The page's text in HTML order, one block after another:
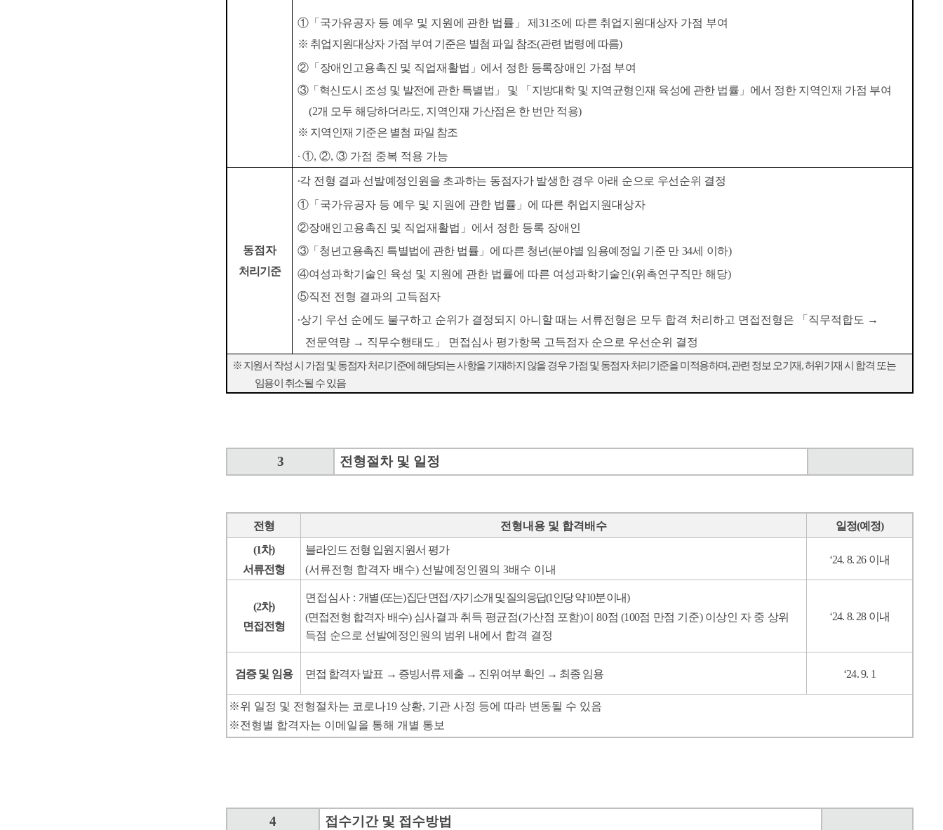
①「 국가유공자 등 예우 및 지원에 관한 법률 」제31 조에 따른 취업지원대상자 가점 부여
※ 취업지원대상자 가점 부여 기준은 별첨 파일 참조(관련 법령에 따름)
②「 장애인고용촉진 및 직업재활법 」 에서 정한 등록장애인 가점 부여
③「 혁신도시 조성 및 발전에 관한 특별법 」 및 「 지방대학 및 지역균형인재 육성에 관한 법률 」 에서 정한 지역인재 가점 부여
(2개 모두 해당하더라도, 지역인재 가산점은 한 번만 적용)
※ 지역인재 기준은 별첨 파일 참조
∙①,②,③ 가점 중복 적용 가능
동점자
처리기준
∙각 전형 결과 선발예정인원을 초과하는 동점자가 발생한 경우 아래 순으로 우선순위 결정
①「 국가유공자 등 예우 및 지원에 관한 법률 」 에 따른 취업지원대상자
②장애인고용촉진 및 직업재활법 」 에서 정한 등록 장애인
③「 청년고용촉진 특별법에 관한 법률 」 에 따른 청년(분야별 임용예정일 기준 만 34세 이하)
④여성과학기술인 육성 및 지원에 관한 법률에 따른 여성과학기술인(위촉연구직만 해당)
⑤직전 전형 결과의 고득점자
∙상기 우선 순에도 불구하고 순위가 결정되지 아니할 때는 서류전형은 모두 합격 처리하고 면접전형은 「 직무적합도 →
전문역량 → 직무수행태도 」 면접심사 평가항목 고득점자 순으로 우선순위 결정
※ 지원서 작성 시 가점 및 동점자 처리기준에 해당되는 사항을 기재하지 않을 경우 가점 및 동점자 처리기준을 미적용하며,관련 정보 오기재,허위기재 시 합격 또는
임용이 취소될 수 있음
3 전형절차 및 일정
전형 전형내용 및 합격배수 일정(예정)
(1차)
서류전형
블라인드 전형 입원지원서 평가
(서류전형 합격자 배수) 선발예정인원의 3배수 이내
‘24. 8. 26 이내
(2차)
면접전형
면접심사 : 개별(또는)집단 면접/자기소개 및 질의응답(1인당 약10분 이내)
(면접전형 합격자 배수) 심사결과 취득 평균점(가산점 포함)이80점(100점 만점 기준) 이상인 자 중 상위
득점 순으로 선발예정인원의 범위 내에서 합격 결정
‘24. 8. 28 이내
검증 및 임용 면접 합격자 발표 → 증빙서류 제출 → 진위여부 확인 → 최종 임용 ‘24. 9. 1
※위 일정 및 전형절차는 코로나19 상황, 기관 사정 등에 따라 변동될 수 있음
※전형별 합격자는 이메일을 통해 개별 통보
4 접수기간 및 접수방법